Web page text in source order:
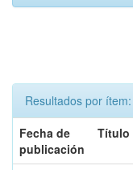
Resultados por ítem:
Fecha de
publicación
Título